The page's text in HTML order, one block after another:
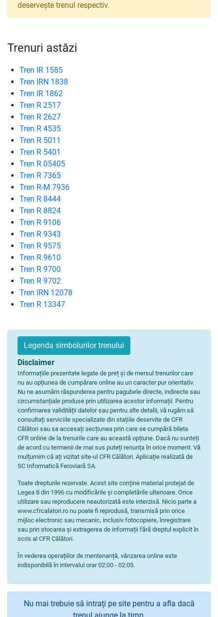
deservește trenul respectiv.
Trenuri astăzi
Tren IR 1585
Tren IRN 1838
Tren IR 1862
Tren R 2517
Tren R 2627
Tren R 4535
Tren R 5011
Tren R 5401
Tren R 05405
Tren R 7365
Tren R-M 7936
Tren R 8444
Tren R 8824
Tren R 9106
Tren R 9343
Tren R 9575
Tren R 9610
Tren R 9700
Tren R 9702
Tren IRN 12078
Tren R 13347
Legenda simbolurilor trenului
Disclaimer
Informațiile prezentate legate de preț și de mersul trenurilor care
nu au opțiunea de cumpărare online au un caracter pur orientativ.
Nu ne asumăm răspunderea pentru pagubele directe, indirecte sau
circumstanțiale produse prin utilizarea acestor informații. Pentru
confirmarea validității datelor sau pentru alte detalii, vă rugăm să
consultați serviciile specializate din stațiile deservite de CFR
Călători sau sa accesați secțiunea prin care se cumpără bilete
CFR online de la trenurile care au această opțiune. Dacă nu sunteți
de acord cu termenii de mai sus puteți renunța în orice moment. Vă
mulțumim că ați vizitat site-ul CFR Călători. Aplicație realizată de
SC Informatică Feroviară SA.
Toate drepturile rezervate. Acest site conține material protejat de
Legea 8 din 1996 cu modificările și completările ulterioare. Orice
utilizare sau reproducere neautorizată este interzisă. Nicio parte a
www.cfrcalatori.ro nu poate fi reprodusă, transmisă prin orice
mijloc electronic sau mecanic, inclusiv fotocopiere, înregistrare
sau prin stocarea și extragerea de informații fără dreptul explicit în
scris al CFR Călători.
În vederea operațiilor de mentenanță, vânzarea online este
indisponibilă în intervalul orar 02:00 - 02:05.
Nu mai trebuie să intrați pe site pentru a afla dacă